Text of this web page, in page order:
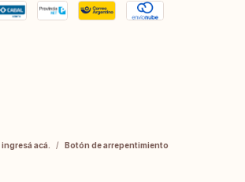
ingresá acá. / Botón de arrepentimiento